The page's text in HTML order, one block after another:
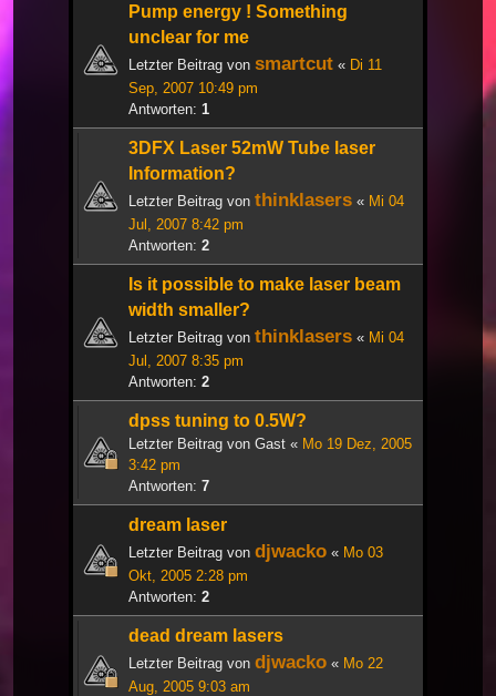
Pump energy ! Something
unclear for me
Letzter Beitrag von smartcut « Di 11
Sep, 2007 10:49 pm
Antworten: 1
3DFX Laser 52mW Tube laser
Information?
Letzter Beitrag von thinklasers « Mi 04
Jul, 2007 8:42 pm
Antworten: 2
Is it possible to make laser beam
width smaller?
Letzter Beitrag von thinklasers « Mi 04
Jul, 2007 8:35 pm
Antworten: 2
dpss tuning to 0.5W?
Letzter Beitrag von Gast « Mo 19 Dez, 2005
3:42 pm
Antworten: 7
dream laser
Letzter Beitrag von djwacko « Mo 03
Okt, 2005 2:28 pm
Antworten: 2
dead dream lasers
Letzter Beitrag von djwacko « Mo 22
Aug, 2005 9:03 am